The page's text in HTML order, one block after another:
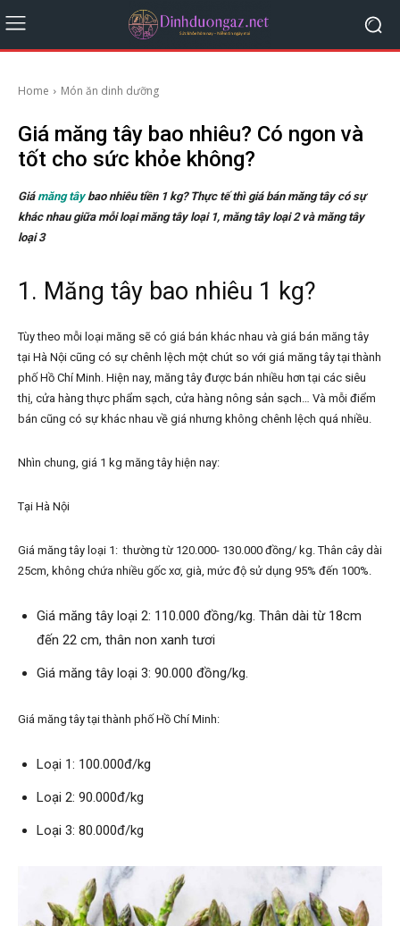
Home Món ăn dinh dưỡng
Giá măng tây bao nhiêu? Có ngon và
tốt cho sức khỏe không?
Giámăng tâybao nhiêu tiền 1 kg? Thực tế thì giá bán măng tây có sự
khác nhau giữa mỗi loại măng tây loại 1, măng tây loại 2 và măng tây
loại 3
1. Măng tây bao nhiêu 1 kg?
Tùy theo mỗi loại măng sẽ có giá bán khác nhau và giá bán măng tây
tại Hà Nội cũng có sự chênh lệch một chút so với giá măng tây tại thành
phố Hồ Chí Minh. Hiện nay, măng tây được bán nhiều hơn tại các siêu
thị, cửa hàng thực phẩm sạch, cửa hàng nông sản sạch… Và mỗi điểm
bán cũng có sự khác nhau về giá nhưng không chênh lệch quá nhiều.
Nhìn chung, giá 1 kg măng tây hiện nay:
Tại Hà Nội
Giá măng tây loại 1: thường từ 120.000- 130.000 đồng/ kg. Thân cây dài
25cm, không chứa nhiều gốc xơ, già, mức độ sử dụng 95% đến 100%.
Giá măng tây loại 2: 110.000 đồng/kg. Thân dài từ 18cm
đến 22 cm, thân non xanh tươi
Giá măng tây loại 3: 90.000 đồng/kg.
Giá măng tây tại thành phố Hồ Chí Minh:
Loại 1: 100.000đ/kg
Loại 2: 90.000đ/kg
Loại 3: 80.000đ/kg